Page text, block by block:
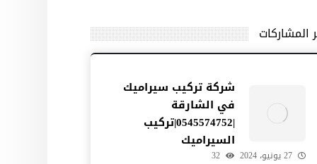
المشاركات
شركة تركيب سيراميك
في الشارقة
|0545574752|تركيب
السيراميك
27 يونيو، 2024 32